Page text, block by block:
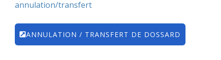
annulation/transfert
ANNULATION / TRANSFERT DE DOSSARD